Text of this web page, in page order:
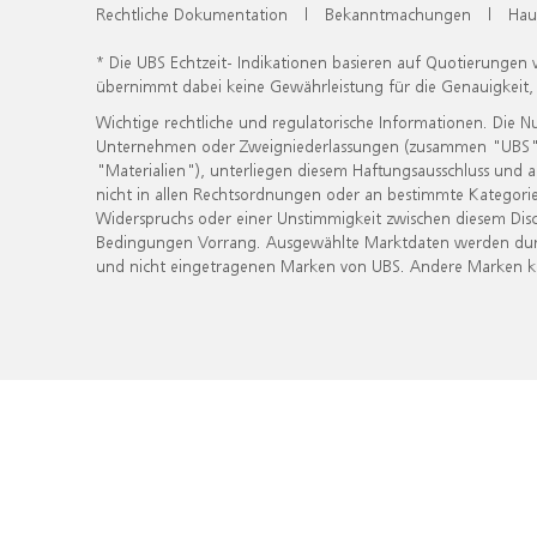
Rechtliche Dokumentation | Bekanntmachungen |
* Die UBS Echtzeit- Indikationen basieren auf
übernimmt dabei keine Gewährleistung für die
Wichtige rechtliche und regulatorische Informationen. Die
Unternehmen oder Zweigniederlassungen (zusammen
"Materialien"), unterliegen diesem Haftungsausschluss
nicht in allen Rechtsordnungen oder an bestimmte
Widerspruchs oder einer Unstimmigkeit zwischen diesem
Bedingungen Vorrang. Ausgewählte Marktdaten werden
und nicht eingetragenen Marken von UBS. Andere Marken